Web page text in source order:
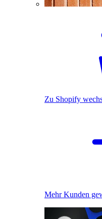
Zu Shopify
Mehr Kunden